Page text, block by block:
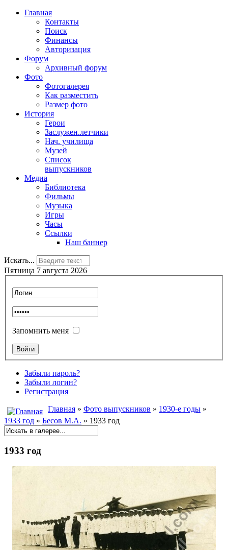
Главная
Контакты
Поиск
Финансы
Авторизация
Форум
Архивный форум
Фото
Фотогалерея
Как разместить
Размер фото
История
Герои
Заслужен.летчики
Нач. училища
Музей
Список
выпускников
Медиа
Библиотека
Фильмы
Музыка
Игры
Часы
Ссылки
Наш баннер
Искать...
Пятница 7 августа 2026
Запомнить меня
Забыли пароль?
Забыли логин?
Регистрация
Главная » Фото выпускников » 1930-е годы »
1933 год » Бесов М.А. » 1933 год
1933 год